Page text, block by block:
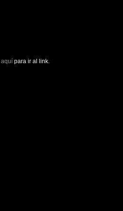
aquí para ir al link.